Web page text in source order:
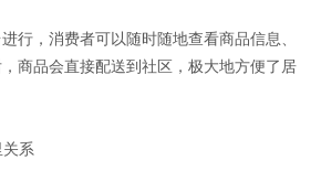
行，消费者可以随时随地查看商品信息、
商品会直接配送到社区，极大地方便了居
关系